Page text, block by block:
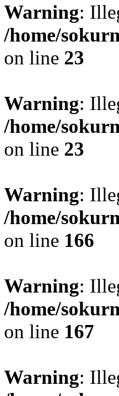
Warning:
/home/
on line 23
Warning:
/home/
on line 23
Warning:
/home/
on line 166
Warning:
/home/
on line 167
Warning: